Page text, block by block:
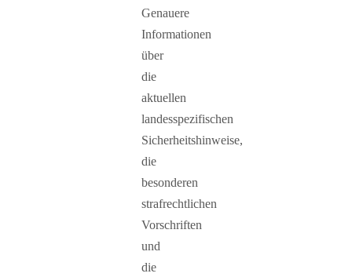
Genauere
Informationen
über
die
aktuellen
landesspezifischen
Sicherheitshinweise,
die
besonderen
strafrechtlichen
Vorschriften
und
die